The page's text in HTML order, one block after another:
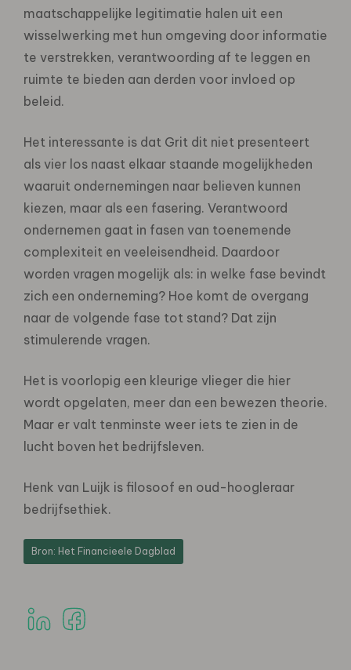
maatschappelijke legitimatie halen uit een
wisselwerking met hun omgeving door informatie
te verstrekken, verantwoording af te leggen en
ruimte te bieden aan derden voor invloed op
beleid.
Het interessante is dat Grit dit niet presenteert
als vier los naast elkaar staande mogelijkheden
waaruit ondernemingen naar believen kunnen
kiezen, maar als een fasering. Verantwoord
ondernemen gaat in fasen van toenemende
complexiteit en veeleisendheid. Daardoor
worden vragen mogelijk als: in welke fase bevindt
zich een onderneming? Hoe komt de overgang
naar de volgende fase tot stand? Dat zijn
stimulerende vragen.
Het is voorlopig een kleurige vlieger die hier
wordt opgelaten, meer dan een bewezen theorie.
Maar er valt tenminste weer iets te zien in de
lucht boven het bedrijfsleven.
Henk van Luijk is filosoof en oud-hoogleraar
bedrijfsethiek.
Bron: Het Financieele Dagblad